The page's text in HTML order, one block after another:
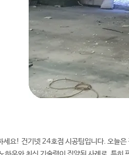
세요! 건기넷 24호점 시공팀입니다. 오늘은